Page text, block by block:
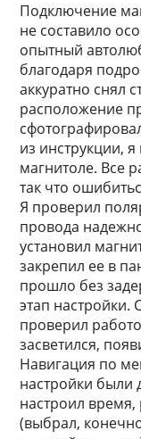
Подключение
не составило
опытный
благодаря
аккуратно снял
расположение
из инструкции,
магнитоле. Все
так что
Я проверил
провода
установил
закрепил ее в
прошло без
этап настройки.
проверил
засветился,
Навигация по
настройки были
настроил время,
(выбрал,